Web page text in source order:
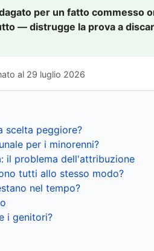
per un fatto commesso
— distrugge la prova a
al 29 luglio 2026
scelta peggiore?
per i minorenni?
il problema dell'attribuzione
tutti allo stesso modo?
nel tempo?
i genitori?